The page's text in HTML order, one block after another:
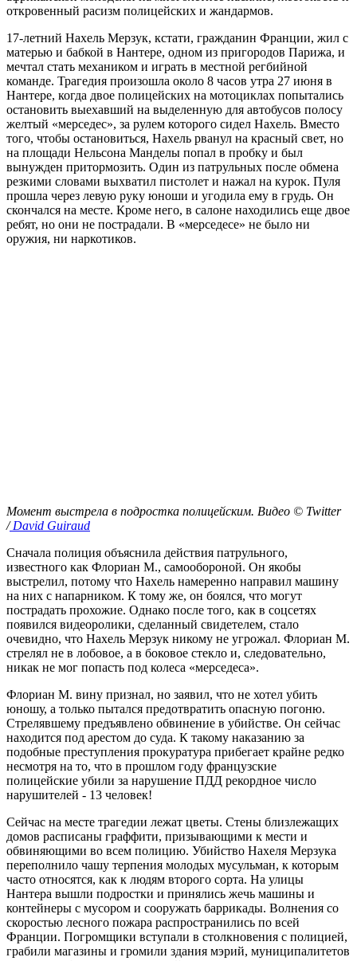
откровенный расизм полицейских и жандармов.
17-летний Нахель Мерзук, кстати, гражданин Франции, жил с
матерью и бабкой в Нантере, одном из пригородов Парижа, и
мечтал стать механиком и играть в местной регбийной
команде. Трагедия произошла около 8 часов утра 27 июня в
Нантере, когда двое полицейских на мотоциклах попытались
остановить выехавший на выделенную для автобусов полосу
желтый «мерседес», за рулем которого сидел Нахель. Вместо
того, чтобы остановиться, Нахель рванул на красный свет, но
на площади Нельсона Манделы попал в пробку и был
вынужден притормозить. Один из патрульных после обмена
резкими словами выхватил пистолет и нажал на курок. Пуля
прошла через левую руку юноши и угодила ему в грудь. Он
скончался на месте. Кроме него, в салоне находились еще двое
ребят, но они не пострадали. В «мерседесе» не было ни
оружия, ни наркотиков.
Момент выстрела в подростка полицейским. Видео © Twitter
/David Guiraud
Сначала полиция объяснила действия патрульного,
известного как Флориан М., самообороной. Он якобы
выстрелил, потому что Нахель намеренно направил машину
на них с напарником. К тому же, он боялся, что могут
пострадать прохожие. Однако после того, как в соцсетях
появился видеоролики, сделанный свидетелем, стало
очевидно, что Нахель Мерзук никому не угрожал. Флориан М.
стрелял не в лобовое, а в боковое стекло и, следовательно,
никак не мог попасть под колеса «мерседеса».
Флориан М. вину признал, но заявил, что не хотел убить
юношу, а только пытался предотвратить опасную погоню.
Стрелявшему предъявлено обвинение в убийстве. Он сейчас
находится под арестом до суда. К такому наказанию за
подобные преступления прокуратура прибегает крайне редко
несмотря на то, что в прошлом году французские
полицейские убили за нарушение ПДД рекордное число
нарушителей - 13 человек!
Сейчас на месте трагедии лежат цветы. Стены близлежащих
домов расписаны граффити, призывающими к мести и
обвиняющими во всем полицию. Убийство Нахеля Мерзука
переполнило чашу терпения молодых мусульман, к которым
часто относятся, как к людям второго сорта. На улицы
Нантера вышли подростки и принялись жечь машины и
контейнеры с мусором и сооружать баррикады. Волнения со
скоростью лесного пожара распространились по всей
Франции. Погромщики вступали в столкновения с полицией,
грабили магазины и громили здания мэрий, муниципалитетов